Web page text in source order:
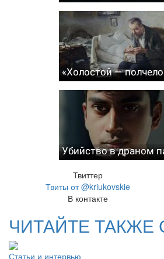
«Холостой —
Убийство в драном
Твиттер
Твиты от @kriukovskie
В контакте
ЧИТАЙТЕ ТАКЖЕ
Статьи и интервью